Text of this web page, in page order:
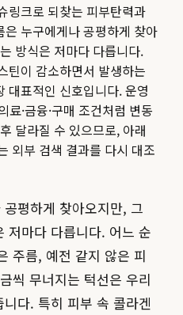
링크로 되찾는 피부탄력과
누구에게나 공평하게 찾아
방식은 저마다 다릅니다.
틴이 감소하면서 발생하는
대표적인 신호입니다.운영
·금융·구매 조건처럼 변동
달라질 수 있으므로, 아래
외부 검색 결과를 다시 대조
평하게 찾아오지만, 그
저마다 다릅니다. 어느 순
주름, 예전 같지 않은 피
씩 무너지는 턱선은 우리
다. 특히 피부 속 콜라겐